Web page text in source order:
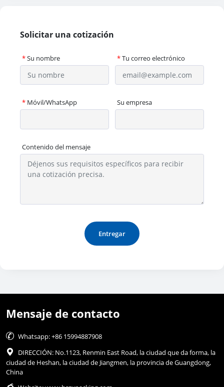
Solicitar una cotización
*Su nombre *Tu correo electrónico
* Móvil/WhatsApp Su empresa
Contenido del mensaje
Entregar
Mensaje de contacto
 Whatsapp: +86 15994887908

DIRECCIÓN: No.1123, Renmin East Road, la ciudad que da forma, la
ciudad de Heshan, la ciudad de Jiangmen, la provincia de Guangdong,
China